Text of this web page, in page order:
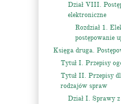
Dział VIII.
elektroniczne
Rozdział 1.
postępowanie
Księga druga.
Tytuł I. Przepisy
Tytuł II. Przepisy
rodzajów spraw
Dział I. Sprawy